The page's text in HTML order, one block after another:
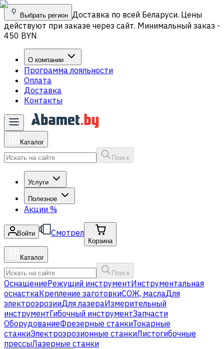
Выбрать регион Доставка по всей Беларуси. Цены
действуют при заказе через сайт. Минимальный заказ -
450 BYN
О компании
Программа лояльности
Оплата
Доставка
Контакты
Каталог
Поиск
Услуги
Полезное
Акции %
Войти Смотрел
Корзина
Каталог
Поиск
ОснащениеРежущий инструментИнструментальная
оснасткаКрепление заготовкиСОЖ, маслаДля
электроэрозииДля лазераИзмерительный
инструментГибочный инструментЗапчасти
ОборудованиеФрезерные станкиТокарные
станкиЭлектроэрозионные станкиЛистогибочные
прессыЛазерные станки